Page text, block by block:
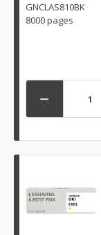
GNCLAS810BK
8000 pages
